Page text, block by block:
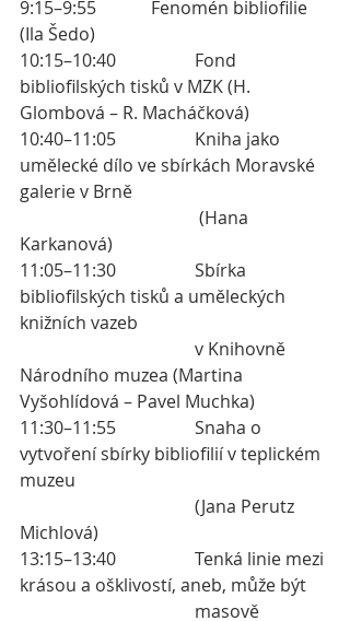
9:15–9:55	    	Fenomén bibliofilie
(Ila Šedo)
10:15–10:40		Fond
bibliofilských tisků v MZK (H.
Glombová – R. Macháčková)
10:40–11:05 		Kniha jako
umělecké dílo ve sbírkách Moravské
galerie v Brně
Karkanová)
11:05–11:30		Sbírka
bibliofilských tisků a uměleckých
knižních vazeb
Národního muzea (Martina
Vyšohlídová – Pavel Muchka)
11:30–11:55 		Snaha o
vytvoření sbírky bibliofilií v teplickém
muzeu
Michlová)
13:15–13:40 		Tenká linie mezi
krásou a ošklivostí, aneb, může být